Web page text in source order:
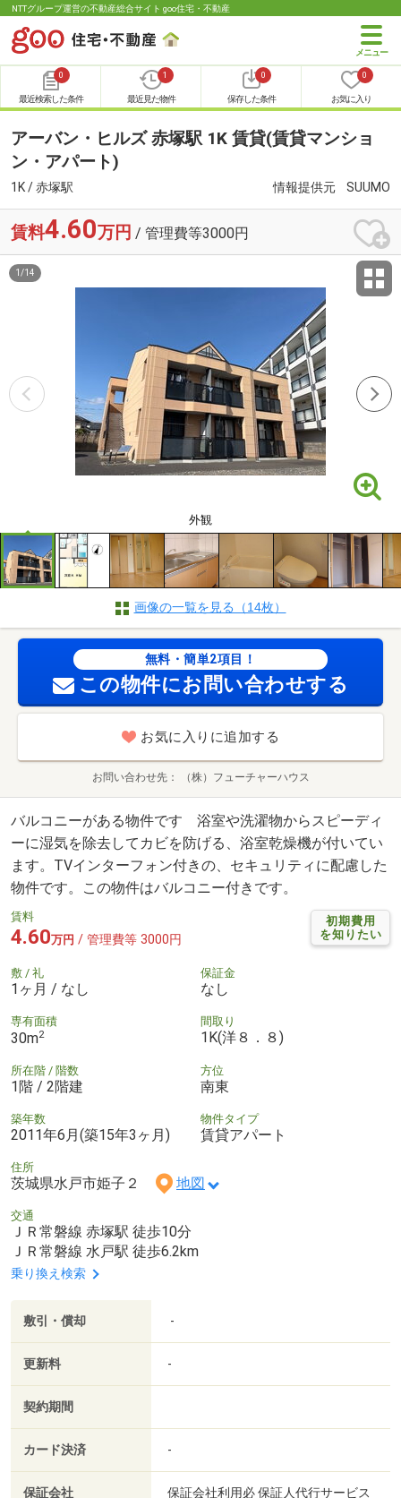
NTTグループ運営の不動産総合サイト goo住宅・不動産
0
最近検索した条件
1
最近見た物件
0
保存した条件
0
お気に入り
アーバン・ヒルズ 赤塚駅 1K 賃貸(賃貸マンショ
ン・アパート)
1K / 赤塚駅 情報提供元 SUUMO
賃料4.60万円 / 管理費等3000円
外観
1 /14
画像の一覧を見る（14枚）
無料・簡単2項目！
この物件にお問い合わせする
お気に入りに追加する
お問い合わせ先 （株）フューチャーハウス
バルコニーがある物件です 浴室や洗濯物からスピーディ
ーに湿気を除去してカビを防げる、浴室乾燥機が付いてい
ます。TVインターフォン付きの、セキュリティに配慮した
物件です。この物件はバルコニー付きです。
初期費用
を知りたい
賃料
4.60万円 / 管理費等 3000円
敷 / 礼
1ヶ月 / なし
保証金
なし
専有面積
30m2
間取り
1K(洋８．８)
所在階 / 階数
1階 / 2階建
方位
南東
築年数
2011年6月(築15年3ヶ月)
物件タイプ
賃貸アパート
住所
茨城県水戸市姫子２ 地図
交通
ＪＲ常磐線 赤塚駅 徒歩10分
ＪＲ常磐線 水戸駅 徒歩6.2km
乗り換え検索
敷引・償却 -
更新料 -
契約期間
カード決済 -
保証会社
保証会社利用必 保証人代行サービス